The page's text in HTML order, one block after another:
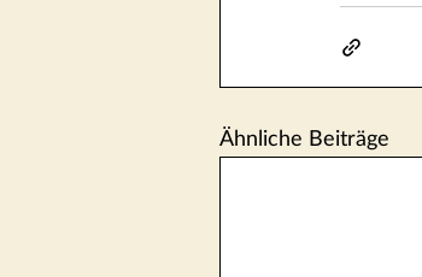
Ähnliche Beiträge